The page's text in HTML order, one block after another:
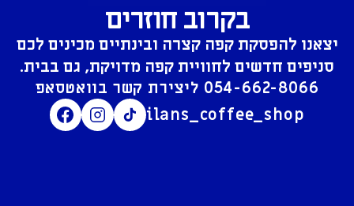
בקרוב חוזרים
יצאנו להפסקת קפה קצרה ובינתיים מכינים לכם
סניפים חדשים לחוויית קפה מדויקת, גם בבית.
054-662-8066
ilans_coffee_shop